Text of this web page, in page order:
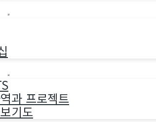
과 프로젝트
기도